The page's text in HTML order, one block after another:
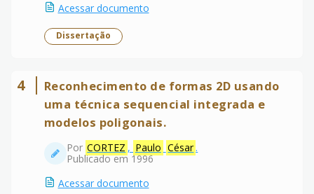
Acessar documento
Dissertação
4
Reconhecimento de formas 2D usando
uma técnica sequencial integrada e
modelos poligonais.
Por CORTEZ , Paulo César.
Publicado em 1996
Acessar documento